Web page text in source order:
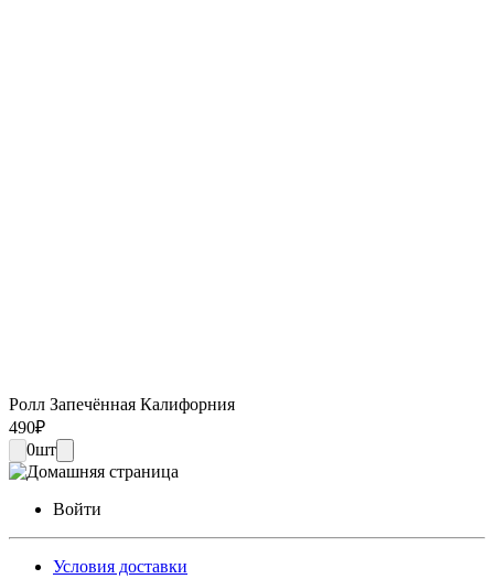
Ролл Запечённая Калифорния
490₽
0шт
Войти
Условия доставки